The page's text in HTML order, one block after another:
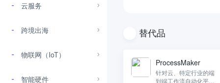
云服务
跨境出海
物联网（IoT）
智能硬件
替代品
ProcessMaker
针对云、特定行业的端
到端工作流自动化平